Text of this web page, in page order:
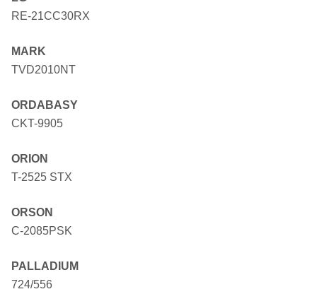
RE-21CC30RX
MARK
TVD2010NT
ORDABASY
CKT-9905
ORION
T-2525 STX
ORSON
C-2085PSK
PALLADIUM
724/556